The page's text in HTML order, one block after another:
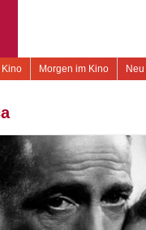
Morgen im Kino
Kino